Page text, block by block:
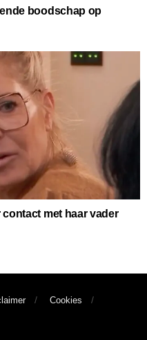
boodschap op
met haar vader
Cookies